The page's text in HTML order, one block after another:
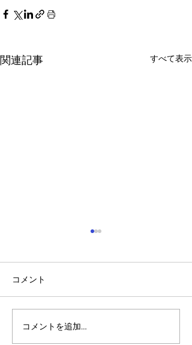
関連記事 すべて表示
アルゴランドのポスト量
コメント
コメントを追加…